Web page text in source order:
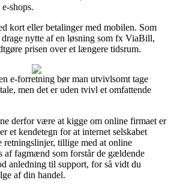
shops.
kort eller betalinger med mobilen. Som
nytte af en løsning som fx ViaBill,
prisen over et længere tidsrum.
e-forretning bør man utvivlsomt tage
men det er uden tvivl et omfattende
derfor være at kigge om online firmaet er
et kendetegn for at internet selskabet
retningslinjer, tillige med at online
af fagmænd som forstår de gældende
anledning til support, for så vidt du
af din handel.